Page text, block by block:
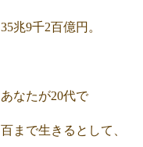
35兆9千2百億円。
あなたが20代で
百まで生きるとして、